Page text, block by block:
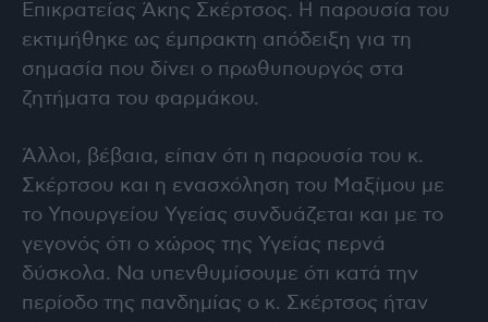
Επικρατείας Άκης Σκέρτσος. Η παρουσία του
εκτιμήθηκε ως έμπρακτη απόδειξη για τη
σημασία που δίνει ο πρωθυπουργός στα
ζητήματα του φαρμάκου.
Άλλοι, βέβαια, είπαν ότι η παρουσία του κ.
Σκέρτσου και η ενασχόληση του Μαξίμου με
το Υπουργείου Υγείας συνδυάζεται και με το
γεγονός ότι ο χώρος της Υγείας περνά
δύσκολα. Να υπενθυμίσουμε ότι κατά την
περίοδο της πανδημίας ο κ. Σκέρτσος ήταν